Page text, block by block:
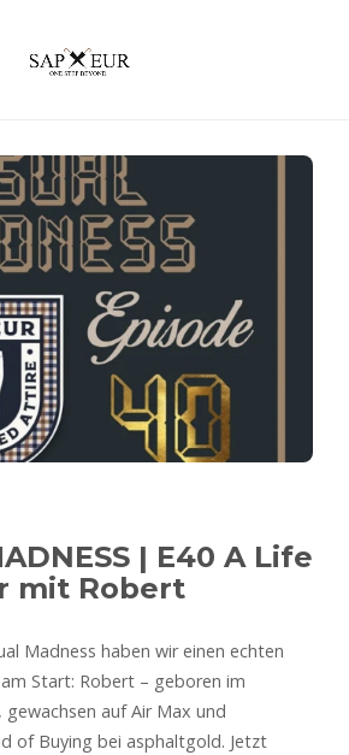
| E40 A Life
mit Robert
Madness haben wir einen echten
Start: Robert – geboren im
auf Air Max und
of Buying bei asphaltgold. Jetzt